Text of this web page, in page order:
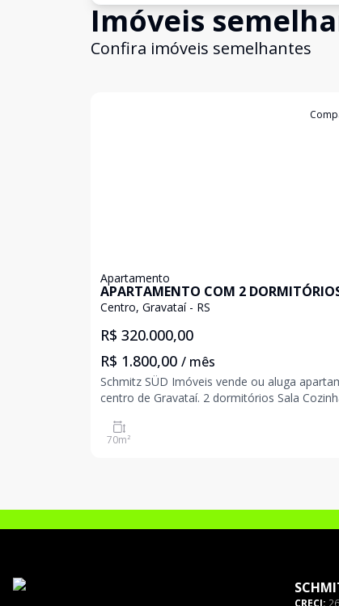
Imóveis
Confira imóveis semelhantes
Apartamento
APARTAMENTO COM 2 DORMITÓRIOS
DE GARAGEM NO CENTRO DE
Centro, Gravataí - RS
R$ 320.000,00
R$ 1.800,00 / mês
Schmitz SÜD Imóveis vende ou aluga
centro de Gravataí. 2 dormitórios Sala Cozinha Piso
70m² de área útil 1 vaga de garagem coberta Agende
uma visita e venha conhecer seu
70m²
CRECI: